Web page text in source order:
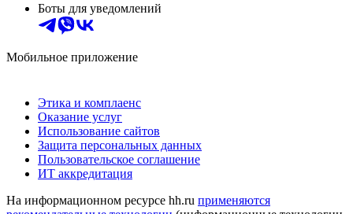
Боты для уведомлений
Мобильное приложение
Этика и комплаенс
Оказание услуг
Использование сайтов
Защита персональных данных
Пользовательское соглашение
ИТ аккредитация
На информационном ресурсе hh.ru применяются